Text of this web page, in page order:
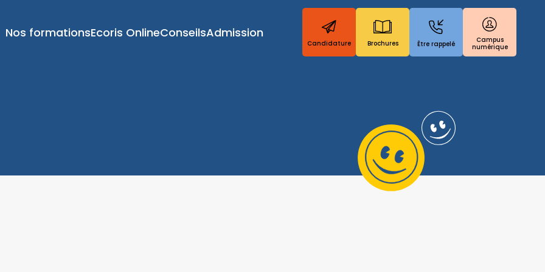
Nos formationsEcoris OnlineConseilsAdmission
Candidature Brochures Être rappelé
Campus
numérique